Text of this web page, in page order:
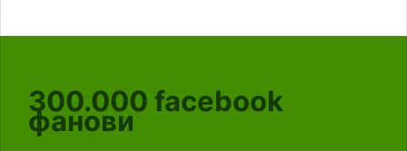
300.000 facebook
фанови